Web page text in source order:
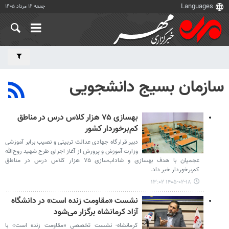
جمعه ۱۶ مرداد ۱۴۰۵
سازمان بسیج دانشجویی
بهسازی ۷۵ هزار کلاس درس در مناطق
کم‌برخوردار کشور
دبیر قرارگاه جهادی عدالت تربیتی و نصیب برابر آموزشی
وزارت آموزش و پرورش از آغاز اجرای طرح شهید روح‌الله
عجمیان با هدف بهسازی و شاداب‌سازی ۷۵ هزار کلاس درس در مناطق
کم‌برخوردار خبر داد.
۱۴۰۵-۰۲-۱۸ ۱۳:۰۲
نشست «مقاومت زنده است» در دانشگاه
آزاد کرمانشاه برگزار می‌شود
کرمانشاه- نشست تخصصی «مقاومت زنده است» با